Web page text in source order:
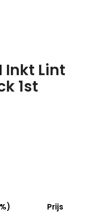
Inkt Lint
1st
Prijs